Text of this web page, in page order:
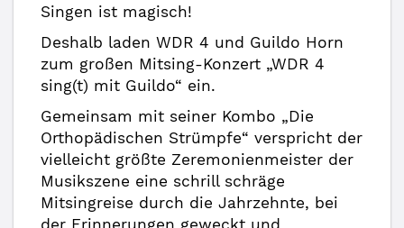
Singen ist magisch!
Deshalb laden WDR 4 und Guildo Horn
zum großen Mitsing-Konzert „WDR 4
sing(t) mit Guildo“ ein.
Gemeinsam mit seiner Kombo „Die
Orthopädischen Strümpfe“ verspricht der
vielleicht größte Zeremonienmeister der
Musikszene eine schrill schräge
Mitsingreise durch die Jahrzehnte, bei
der Erinnerungen geweckt und